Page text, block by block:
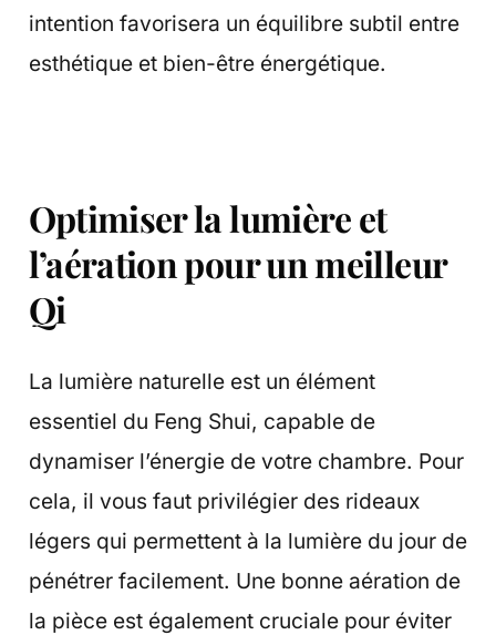
intention favorisera un équilibre subtil entre
esthétique et bien-être énergétique.
Optimiser la lumière et
l’aération pour un meilleur
Qi
La lumière naturelle est un élément
essentiel du Feng Shui, capable de
dynamiser l’énergie de votre chambre. Pour
cela, il vous faut privilégier des rideaux
légers qui permettent à la lumière du jour de
pénétrer facilement. Une bonne aération de
la pièce est également cruciale pour éviter